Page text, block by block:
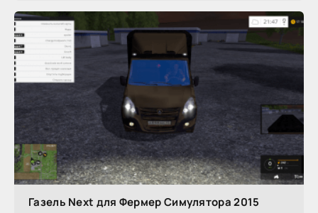
Газель Next для Фермер Симулятора 2015